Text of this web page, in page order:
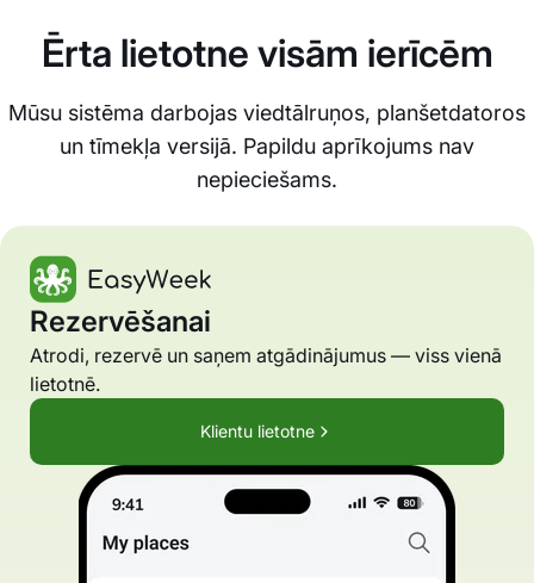
Ērta lietotne visām ierīcēm
Mūsu sistēma darbojas viedtālruņos, planšetdatoros
un tīmekļa versijā. Papildu aprīkojums nav
nepieciešams.
Rezervēšanai
Atrodi, rezervē un saņem atgādinājumus — viss vienā
lietotnē.
Klientu lietotne